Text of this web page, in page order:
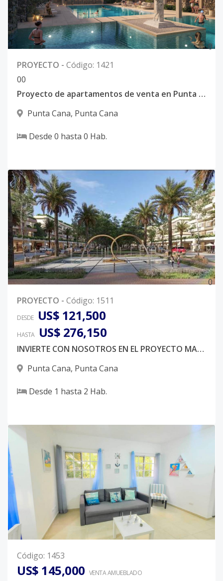
0
PROYECTO - Código: 1421
00
Proyecto de apartamentos de venta en Punta Cana
Punta Cana, Punta Cana
Desde 0 hasta 0 Hab.
0
PROYECTO - Código: 1511
DESDE US$ 121,500
HASTA US$ 276,150
INVIERTE CON NOSOTROS EN EL PROYECTO MAS COMPLETO DE DOWN TOWN
Punta Cana, Punta Cana
Desde 1 hasta 2 Hab.
Código: 1453
US$ 145,000 VENTA AMUEBLADO